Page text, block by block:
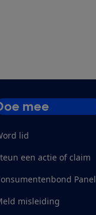
mee
lid
een actie of claim
Panel
misleiding